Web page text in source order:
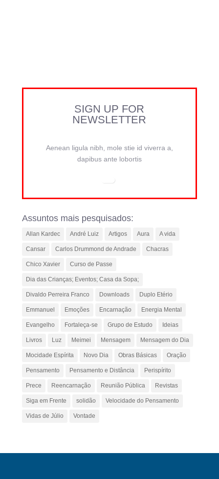
SIGN UP FOR
NEWSLETTER
Aenean ligula nibh, mole stie id viverra a,
dapibus ante lobortis
Assuntos mais pesquisados:
Allan Kardec André Luiz Artigos Aura A vida
Cansar Carlos Drummond de Andrade Chacras
Chico Xavier Curso de Passe
Dia das Crianças; Eventos; Casa da Sopa;
Divaldo Perreira Franco Downloads Duplo Etério
Emmanuel Emoções Encarnação Energia Mental
Evangelho Fortaleça-se Grupo de Estudo Ideias
Livros Luz Meimei Mensagem Mensagem do Dia
Mocidade Espírita Novo Dia Obras Básicas Oração
Pensamento Pensamento e Distância Perispírito
Prece Reencarnação Reunião Pública Revistas
Siga em Frente solidão Velocidade do Pensamento
Vidas de Júlio Vontade